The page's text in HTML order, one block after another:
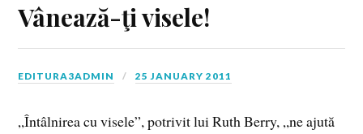
Vânează-ţi visele!
EDITURA3ADMIN 25 JANUARY 2011
„Întâlnirea cu visele”, potrivit lui Ruth Berry, „ne ajută